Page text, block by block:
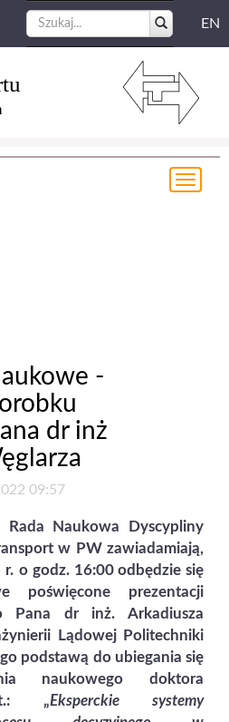
EN
-
dr inż
09:57
Rada Naukowa Dyscypliny
w PW zawiadamiają,
o godz. 16:00 odbędzie się
poświęcone prezentacji
Pana dr inż. Arkadiusza
Lądowej Politechniki
podstawą do ubiegania się
naukowego doktora
„Eksperckie systemy